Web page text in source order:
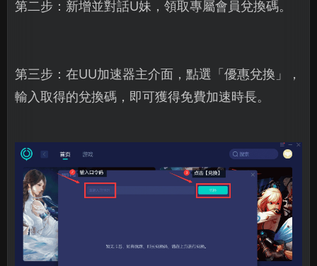
第二步：新增並對話U妹，領取專屬會員兌換碼。
第三步：在UU加速器主介面，點選「優惠兌換」，
輸入取得的兌換碼，即可獲得免費加速時長。